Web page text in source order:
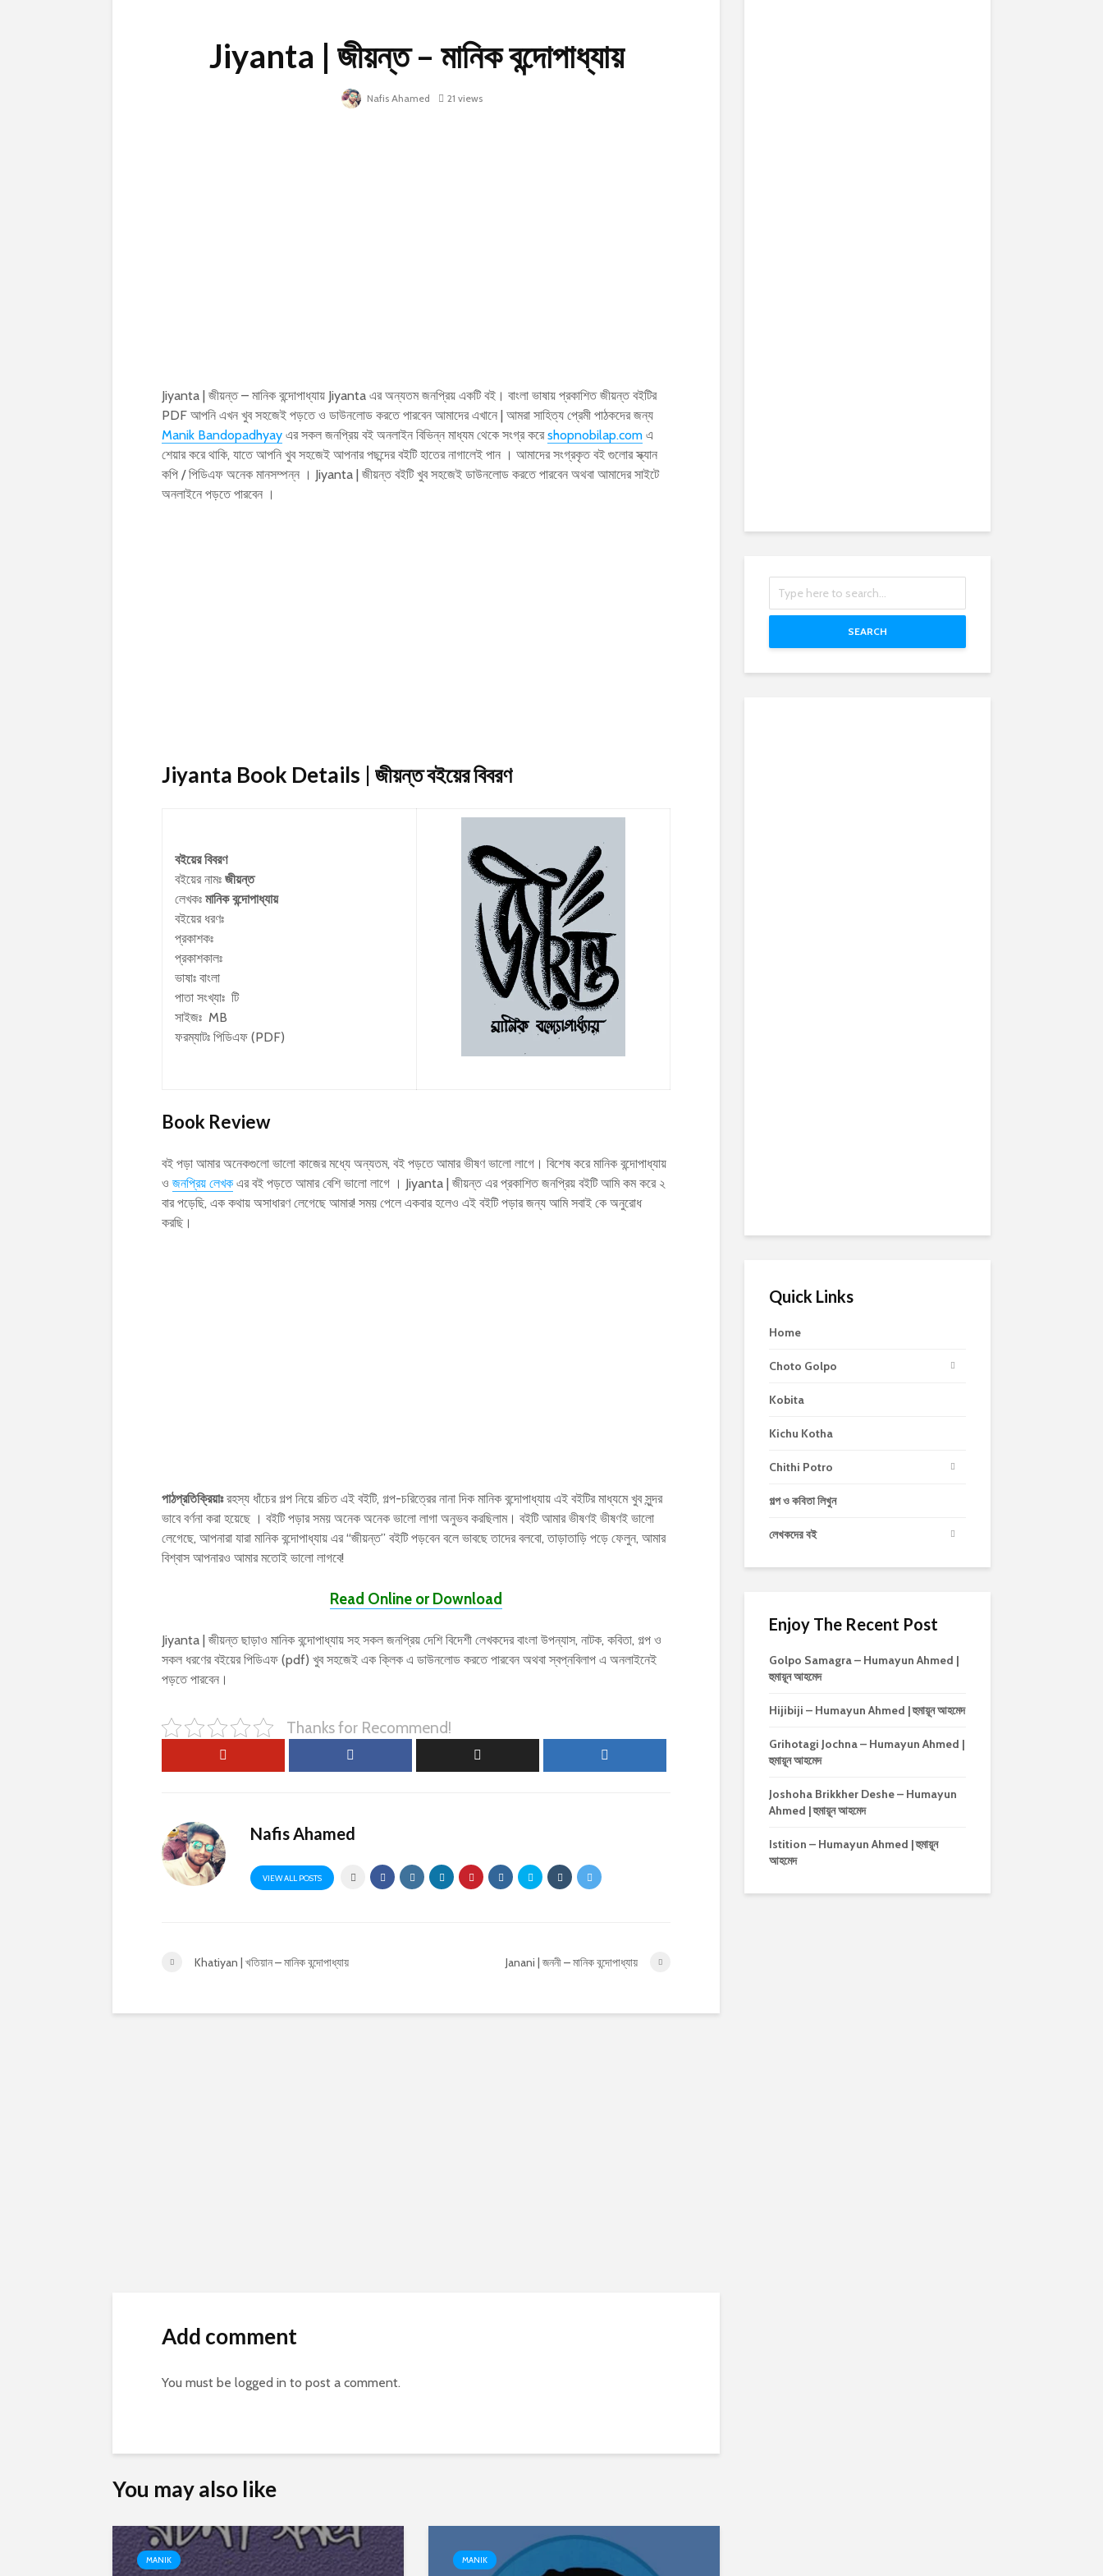
Jiyanta | জীয়ন্ত – মানিক বন্দোপাধ্যায়
Nafis Ahamed 21 views
Jiyanta | জীয়ন্ত – মানিক বন্দোপাধ্যায় Jiyanta এর অন্যতম জনপ্রিয় একটি বই। বাংলা ভাষায় প্রকাশিত জীয়ন্ত বইটির
PDF আপনি এখন খুব সহজেই পড়তে ও ডাউনলোড করতে পারবেন আমাদের এখানে | আমরা সাহিত্য প্রেমী পাঠকদের জন্য
Manik Bandopadhyay এর সকল জনপ্রিয় বই অনলাইন বিভিন্ন মাধ্যম থেকে সংগ্র করেshopnobilap.com এ
শেয়ার করে থাকি, যাতে আপনি খুব সহজেই আপনার পছন্দের বইটি হাতের নাগালেই পান । আমাদের সংগ্রকৃত বই গুলোর স্ক্যান
কপি / পিডিএফ অনেক মানসম্পন্ন । Jiyanta | জীয়ন্ত বইটি খুব সহজেই ডাউনলোড করতে পারবেন অথবা আমাদের সাইটে
অনলাইনে পড়তে পারবেন ।
Jiyanta Book Details | জীয়ন্তবইয়ের বিবরণ
বইয়ের বিবরণ
বইয়ের নামঃ জীয়ন্ত
লেখকঃ মানিক বন্দোপাধ্যায়
বইয়ের ধরণঃ
প্রকাশকঃ
প্রকাশকালঃ
ভাষাঃ বাংলা
পাতা সংখ্যাঃ টি
সাইজঃ MB
ফরম্যাটঃ পিডিএফ (PDF)
Book Review
বই পড়া আমার অনেকগুলো ভালো কাজের মধ্যে অন্যতম, বই পড়তে আমার ভীষণ ভালো লাগে। বিশেষ করে মানিক বন্দোপাধ্যায়
ও জনপ্রিয় লেখক এর বই পড়তে আমার বেশি ভালো লাগে । Jiyanta | জীয়ন্ত এর প্রকাশিত জনপ্রিয় বইটি আমি কম করে ২
বার পড়েছি, এক কথায় অসাধারণ লেগেছে আমার! সময় পেলে একবার হলেও এই বইটি পড়ার জন্য আমি সবাই কে অনুরোধ
করছি।
পাঠপ্রতিক্রিয়াঃরহস্য ধাঁচের গল্প নিয়ে রচিত এই বইটি, গল্প-চরিত্রের নানা দিক মানিক বন্দোপাধ্যায় এই বইটির মাধ্যমে খুব সুন্দর
ভাবে বর্ণনা করা হয়েছে । বইটি পড়ার সময় অনেক অনেক ভালো লাগা অনুভব করছিলাম। বইটি আমার ভীষণই ভীষণই ভালো
লেগেছে, আপনারা যারা মানিক বন্দোপাধ্যায় এর “জীয়ন্ত” বইটি পড়বেন বলে ভাবছে তাদের বলবো, তাড়াতাড়ি পড়ে ফেলুন, আমার
বিশ্বাস আপনারও আমার মতোই ভালো লাগবে!
Read Online or Download
Jiyanta | জীয়ন্ত ছাড়াও মানিক বন্দোপাধ্যায় সহ সকল জনপ্রিয় দেশি বিদেশী লেখকদের বাংলা উপন্যাস, নাটক, কবিতা, গল্প ও
সকল ধরণের বইয়ের পিডিএফ (pdf) খুব সহজেই এক ক্লিক এ ডাউনলোড করতে পারবেন অথবা স্বপ্নবিলাপ এ অনলাইনেই
পড়তে পারবেন।
Thanks for Recommend!
Nafis Ahamed
VIEW ALL POSTS
Khatiyan | খতিয়ান – মানিক বন্দোপাধ্যায় Janani | জননী – মানিক বন্দোপাধ্যায়
Add comment
You must be logged in to post a comment.
You may also like
MANIK MANIK
SEARCH
Quick Links
Home
Choto Golpo
Kobita
Kichu Kotha
Chithi Potro
গল্প ও কবিতা লিখুন
লেখকদের বই
Enjoy The Recent Post
Golpo Samagra – Humayun Ahmed |
হুমায়ূন আহমেদ
Hijibiji – Humayun Ahmed | হুমায়ূন আহমেদ
Grihotagi Jochna – Humayun Ahmed |
হুমায়ূন আহমেদ
Joshoha Brikkher Deshe – Humayun
Ahmed | হুমায়ূন আহমেদ
Istition – Humayun Ahmed | হুমায়ূন
আহমেদ